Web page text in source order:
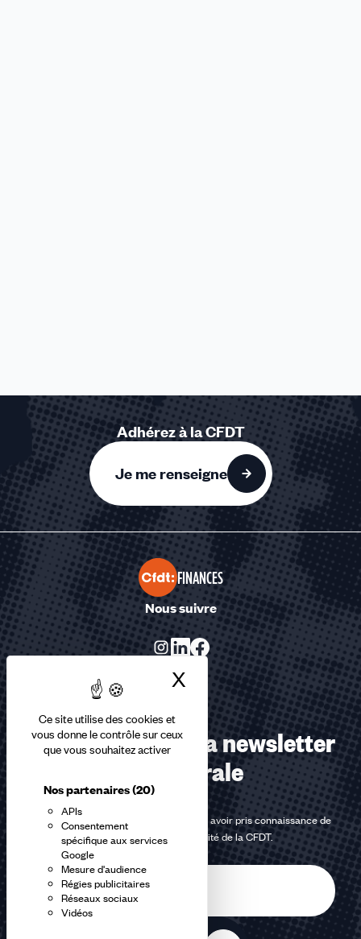
Ce site utilise des cookies et
vous donne le contrôle sur ceux
que vous souhaitez activer
Nos partenaires(20)
APIs
Consentement
spécifique aux services
Google
Mesure d'audience
Régies publicitaires
Réseaux sociaux
Vidéos
X Masquer le
Adhérez à la CFDT
Je me renseigne
FINANCES
Nous suivre
Abonnez-vous à la newsletter
confédérale
En m'inscrivant à la newsletter, j'affirme avoir pris connaissance de
lapolitique de confidentialité de la CFDT.